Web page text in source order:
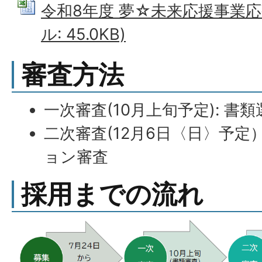
令和8年度 夢☆未来応援事業
ル: 45.0KB)
審査方法
一次審査(10月上旬予定): 書類
二次審査(12月6日〈日〉予定
ョン審査
採用までの流れ